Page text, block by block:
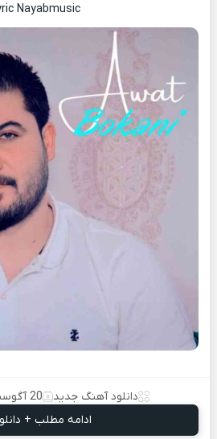
Nayabmusic
دانلود آهنگ جدید 20 آگوست 2024
ادامه مطلب +